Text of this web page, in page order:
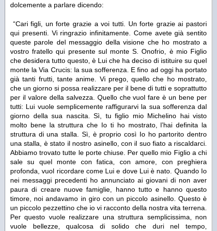
dolcemente a parlare dicendo:
“Cari figli, un forte grazie a voi tutti. Un forte grazie ai pastori
qui presenti. Vi ringrazio infinitamente. Come avete già sentito
queste parole del messaggio della visione che ho mostrato a
vostro fratello qui presente sul monte S. Onofrio, è mio Figlio
che desidera tutto questo, è Lui che ha deciso di istituire su quel
monte la Via Crucis: la sua sofferenza. E fino ad oggi ha portato
già tanti frutti, tante anime. Vi prego, quello che ho mostrato,
che un giorno si possa realizzare per il bene di tutti e soprattutto
per il valore della salvezza. Quello che vuol fare è un bene per
tutti: Lui vuole semplicemente raffigurarvi la sua sofferenza dal
giorno della sua nascita. Sì, tu figlio mio Michelino hai visto
molto bene la struttura che Io ti ho mostrato, l’hai definita la
struttura di una stalla. Sì, è proprio così Io ho partorito dentro
una stalla, è stato il nostro asinello, con il suo fiato a riscaldarci.
Abbiamo trovato tutte le porte chiuse. Per quello mio Figlio a chi
sale su quel monte con fatica, con amore, con preghiera
profonda, vuol ricordare come Lui e dove Lui è nato. Quando Io
nei messaggi precedenti ho annunciato ai giovani di non aver
paura di creare nuove famiglie, hanno tutto e hanno questo
timore, noi andavamo in giro con un piccolo asinello. Questo è
un piccolo pezzettino che io vi racconto della nostra vita terrena.
Per questo vuole realizzare una struttura semplicissima, non
vuole bellezze, qualcosa di solido che duri nel tempo,